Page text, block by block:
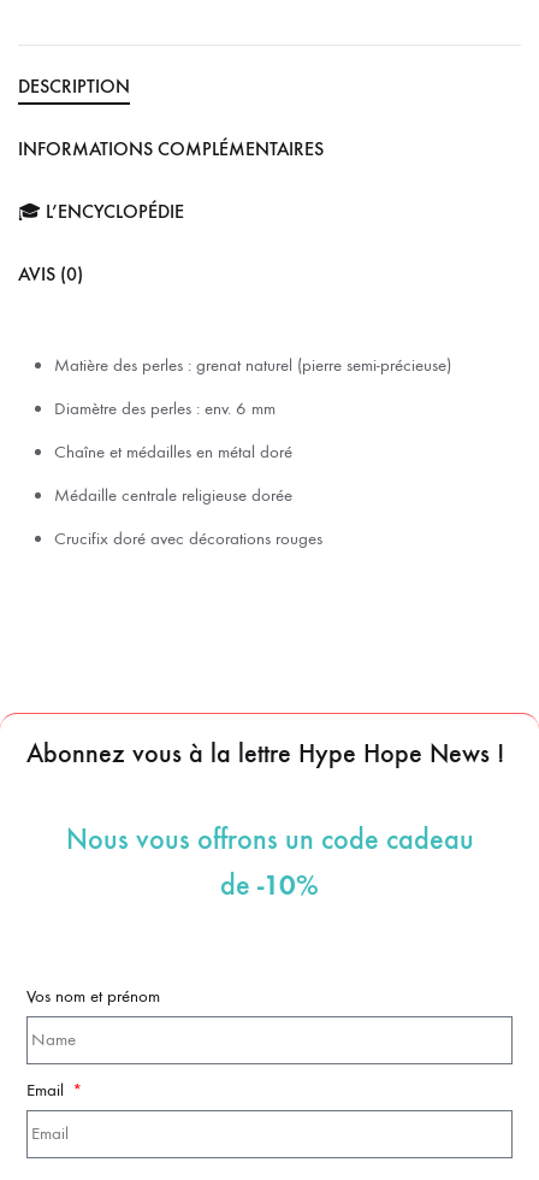
DESCRIPTION
INFORMATIONS COMPLÉMENTAIRES
🎓 L’ENCYCLOPÉDIE
AVIS (0)
Matière des perles : grenat naturel (pierre semi-précieuse)
Diamètre des perles : env. 6 mm
Chaîne et médailles en métal doré
Médaille centrale religieuse dorée
Crucifix doré avec décorations rouges
Abonnez vous à la lettre Hype Hope News !
Nous vous offrons un code cadeau
de -10%
Vos nom et prénom
Email